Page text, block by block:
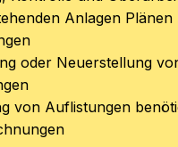
Anlagen Plänen
oder Neuerstellung
von Auflistungen